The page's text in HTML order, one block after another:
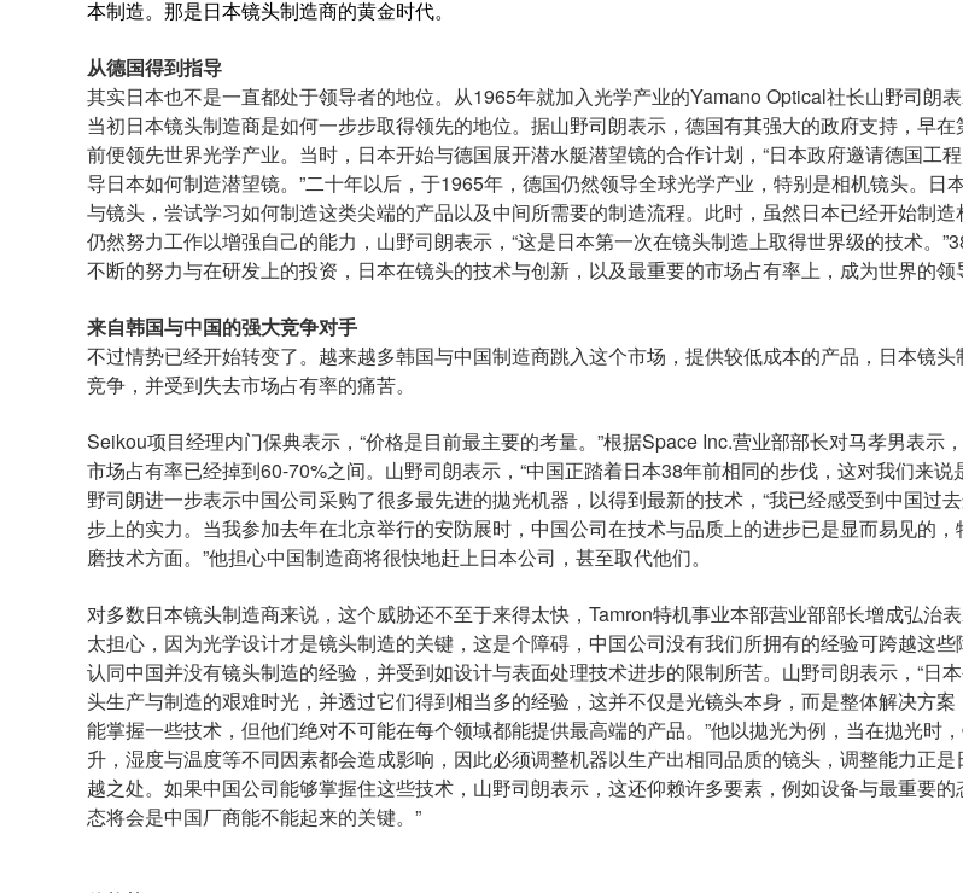
本制造。那是日本镜头制造商的黄金时代。
从德国得到指导
其实日本也不是一直都处于领导者的地位。从1965年就加入光学产业的Yamano Optical社长山野司朗
当初日本镜头制造商是如何一步步取得领先的地位。据山野司朗表示，德国有其强大的政府支持，早
前便领先世界光学产业。当时，日本开始与德国展开潜水艇潜望镜的合作计划，“日本政府邀请德国工
导日本如何制造潜望镜。”二十年以后，于1965年，德国仍然领导全球光学产业，特别是相机镜头。日
与镜头，尝试学习如何制造这类尖端的产品以及中间所需要的制造流程。此时，虽然日本已经开始制造
仍然努力工作以增强自己的能力，山野司朗表示，“这是日本第一次在镜头制造上取得世界级的技术。
不断的努力与在研发上的投资，日本在镜头的技术与创新，以及最重要的市场占有率上，成为世界的领
来自韩国与中国的强大竞争对手
不过情势已经开始转变了。越来越多韩国与中国制造商跳入这个市场，提供较低成本的产品，日本镜头
竞争，并受到失去市场占有率的痛苦。
Seikou项目经理内门保典表示，“价格是目前最主要的考量。”根据Space Inc.营业部部长对马孝男表示
市场占有率已经掉到60-70%之间。山野司朗表示，“中国正踏着日本38年前相同的步伐，这对我们来说
野司朗进一步表示中国公司采购了很多最先进的拋光机器，以得到最新的技术，“我已经感受到中国过
步上的实力。当我参加去年在北京举行的安防展时，中国公司在技术与品质上的进步已是显而易见的
磨技术方面。”他担心中国制造商将很快地赶上日本公司，甚至取代他们。
对多数日本镜头制造商来说，这个威胁还不至于来得太快，Tamron特机事业本部营业部部长增成弘治
太担心，因为光学设计才是镜头制造的关键，这是个障碍，中国公司没有我们所拥有的经验可跨越这些
认同中国并没有镜头制造的经验，并受到如设计与表面处理技术进步的限制所苦。山野司朗表示，“日
头生产与制造的艰难时光，并透过它们得到相当多的经验，这并不仅是光镜头本身，而是整体解决方
能掌握一些技术，但他们绝对不可能在每个领域都能提供最高端的产品。”他以拋光为例，当在拋光时
升，湿度与温度等不同因素都会造成影响，因此必须调整机器以生产出相同品质的镜头，调整能力正
越之处。如果中国公司能够掌握住这些技术，山野司朗表示，这还仰赖许多要素，例如设备与最重要的
态将会是中国厂商能不能起来的关键。”